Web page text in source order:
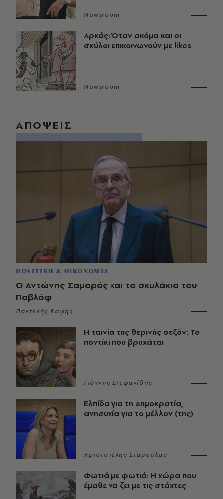
Newsroom
Αρκάς: Όταν ακόμα και οι
σκύλοι επικοινωνούν με likes
Newsroom
ΑΠΟΨΕΙΣ
ΠΟΛΙΤΙΚΗ & ΟΙΚΟΝΟΜΙΑ
Ο Αντώνης Σαμαράς και τα σκυλάκια του
Παβλόφ
Παντελής Καψής
Η ταινία της θερινής σεζόν: Το
ποντίκι που βρυχάται
Γιάννης Στεφανίδης
Ελπίδα για τη Δημοκρατία,
ανησυχία για το μέλλον (της)
Αριστοτέλης Σταμούλας
Φωτιά με φωτιά: Η χώρα που
έμαθε να ζει με τις στάχτες